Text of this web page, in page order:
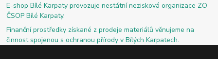
E-shop Bílé Karpaty provozuje nestátní nezisková organizace ZO
ČSOP Bílé Karpaty.
Finanční prostředky získané z prodeje materiálů věnujeme na
činnost spojenou s ochranou přírody v Bílých Karpatech.